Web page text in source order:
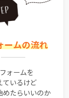
ームの流れ
ォームを
ているけど
めたらいいのか